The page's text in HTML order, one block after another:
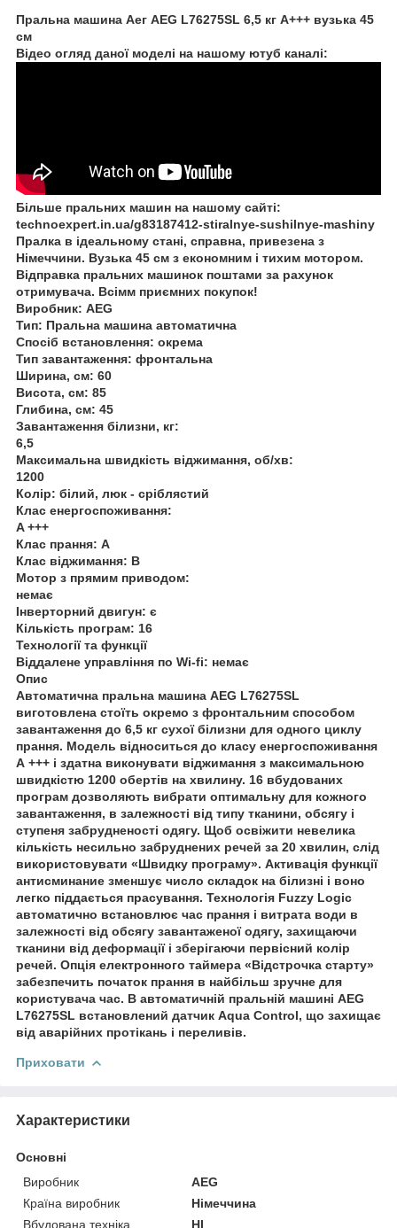
Пральна машина Аег AEG L76275SL 6,5 кг А+++ вузька 45
см
Відео огляд даної моделі на нашому ютуб каналі:
Більше пральних машин на нашому сайті:
technoexpert.in.ua/g83187412-stiralnye-sushilnye-mashiny
Пралка в ідеальному стані, справна, привезена з
Німеччини. Вузька 45 см з економним і тихим мотором.
Відправка пральних машинок поштами за рахунок
отримувача. Всімм приємних покупок!
Виробник: AEG
Тип: Пральна машина автоматична
Спосіб встановлення: окрема
Тип завантаження: фронтальна
Ширина, см: 60
Висота, см: 85
Глибина, см: 45
Завантаження білизни, кг:
6,5
Максимальна швидкість віджимання, об/хв:
1200
Колір: білий, люк - сріблястий
Клас енергоспоживання:
A +++
Клас прання: A
Клас віджимання: B
Мотор з прямим приводом:
немає
Інверторний двигун: є
Кількість програм: 16
Технології та функції
Віддалене управління по Wi-fi: немає
Опис
Автоматична пральна машина AEG L76275SL
виготовлена стоїть окремо з фронтальним способом
завантаження до 6,5 кг сухої білизни для одного циклу
прання. Модель відноситься до класу енергоспоживання
А +++ і здатна виконувати віджимання з максимальною
швидкістю 1200 обертів на хвилину. 16 вбудованих
програм дозволяють вибрати оптимальну для кожного
завантаження, в залежності від типу тканини, обсягу і
ступеня забрудненості одягу. Щоб освіжити невелика
кількість несильно забруднених речей за 20 хвилин, слід
використовувати «Швидку програму». Активація функції
антисминание зменшує число складок на білизні і воно
легко піддається прасування. Технологія Fuzzy Logic
автоматично встановлює час прання і витрата води в
залежності від обсягу завантаженої одягу, захищаючи
тканини від деформації і зберігаючи первісний колір
речей. Опція електронного таймера «Відстрочка старту»
забезпечить початок прання в найбільш зручне для
користувача час. В автоматичній пральній машині AEG
L76275SL встановлений датчик Aqua Control, що захищає
від аварійних протікань і переливів.
Приховати
Характеристики
Основні
Виробник
AEG
Країна виробник
Німеччина
Вбудована техніка
НІ